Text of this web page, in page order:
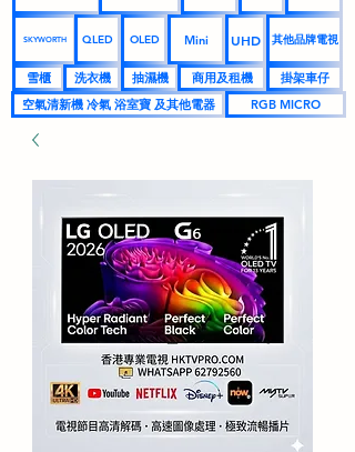
SKYWORTH QLED OLED Mini UHD 其他品牌電視
雪櫃 洗衣機 抽濕機 商用及租機
掛架車仔
空氣清新機 冷氣 浴室寶 及其他電器
RGB MICRO